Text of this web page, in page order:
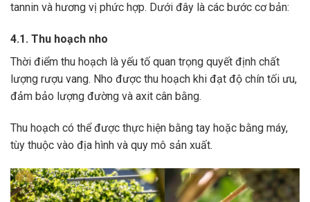
tannin và hương vị phức hợp. Dưới đây là các bước cơ bản:
4.1. Thu hoạch nho
Thời điểm thu hoạch là yếu tố quan trọng quyết định chất
lượng rượu vang. Nho được thu hoạch khi đạt độ chín tối ưu,
đảm bảo lượng đường và axit cân bằng.
Thu hoạch có thể được thực hiện bằng tay hoặc bằng máy,
tùy thuộc vào địa hình và quy mô sản xuất.